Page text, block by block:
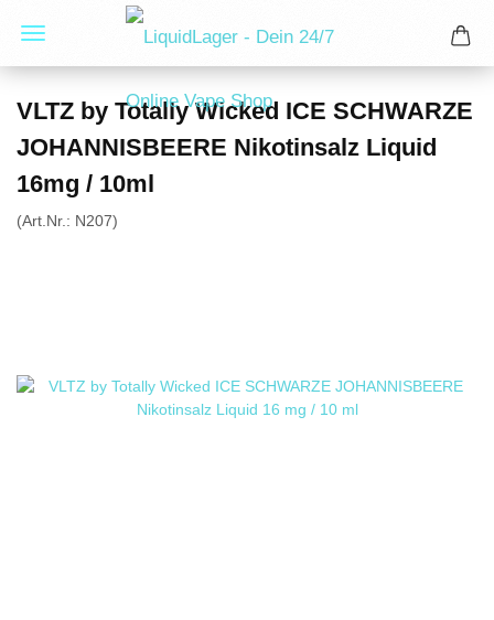
VLTZ by Totally Wicked ICE SCHWARZE
JOHANNISBEERE Nikotinsalz Liquid
16mg / 10ml
(Art.Nr.: N207)